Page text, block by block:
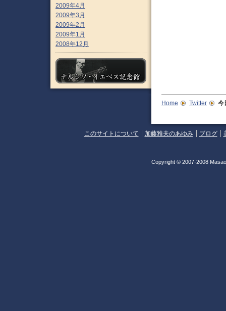
2009年4月
2009年3月
2009年2月
2009年1月
2008年12月
Home Twitter 今
このサイトについて 加藤雅夫のあゆみ ブログ
Copyright © 2007-2008